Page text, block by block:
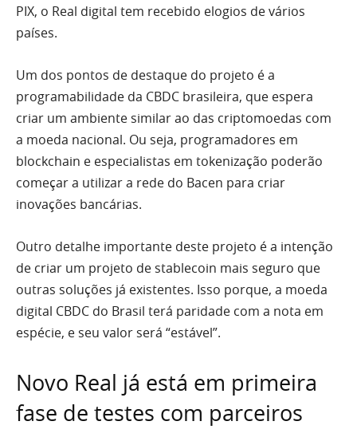
PIX, o Real digital tem recebido elogios de vários
países.
Um dos pontos de destaque do projeto é a
programabilidade da CBDC brasileira, que espera
criar um ambiente similar ao das criptomoedas com
a moeda nacional. Ou seja, programadores em
blockchain e especialistas em tokenização poderão
começar a utilizar a rede do Bacen para criar
inovações bancárias.
Outro detalhe importante deste projeto é a intenção
de criar um projeto de stablecoin mais seguro que
outras soluções já existentes. Isso porque, a moeda
digital CBDC do Brasil terá paridade com a nota em
espécie, e seu valor será “estável”.
Novo Real já está em primeira
fase de testes com parceiros